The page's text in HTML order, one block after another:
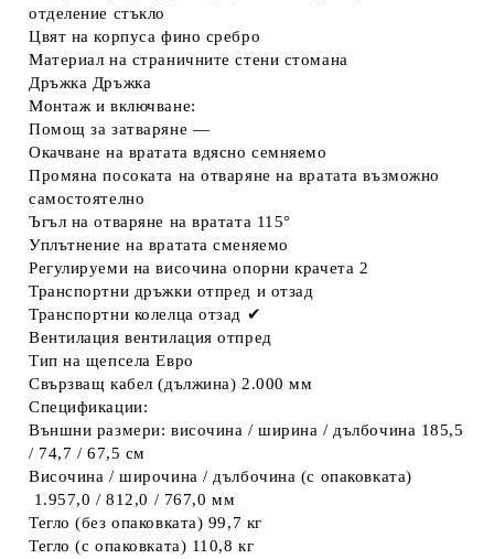
отделение стъкло
Цвят на корпуса фино сребро
Материал на страничните стени стомана
Дръжка Дръжка
Монтаж и включване:
Помощ за затваряне —
Окачване на вратата вдясно семняемо
Промяна посоката на отваряне на вратата възможно
самостоятелно
Ъгъл на отваряне на вратата 115°
Уплътнение на вратата сменяемо
Регулируеми на височина опорни крачета 2
Транспортни дръжки отпред и отзад
Транспортни колелца отзад ✔
Вентилация вентилация отпред
Тип на щепсела Евро
Свързващ кабел (дължина) 2.000 мм
Спецификации:
Външни размери: височина / ширина / дълбочина 185,5
/ 74,7 / 67,5 см
Височина / широчина / дълбочина (с опаковката)
1.957,0 / 812,0 / 767,0 мм
Тегло (без опаковката) 99,7 кг
Тегло (с опаковката) 110,8 кг